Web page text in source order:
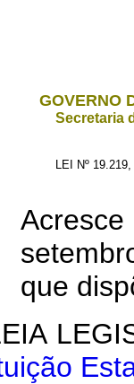
GOVERNO
Secretaria
LEI Nº
que